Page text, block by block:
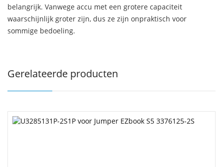
belangrijk. Vanwege accu met een grotere capaciteit
waarschijnlijk groter zijn, dus ze zijn onpraktisch voor
sommige bedoeling.
Gerelateerde producten